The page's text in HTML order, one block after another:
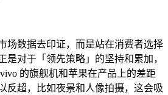
场数据去印证，而是站在消费者选择
是对于「领先策略」的坚持和累加，
的旗舰机和苹果在产品上的差距
反超，比如夜景和人像拍摄，这会吸